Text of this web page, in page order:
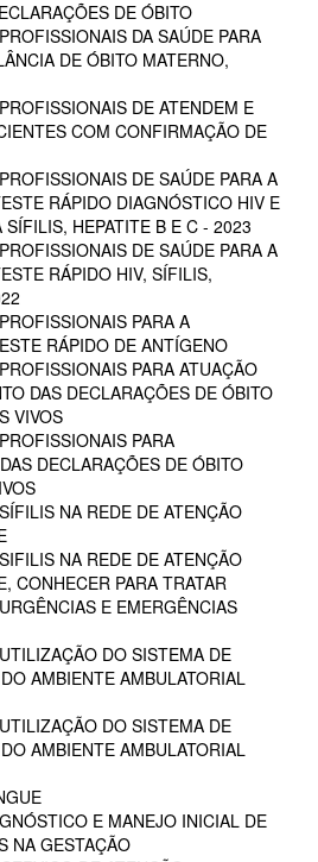
DE ÓBITO
DA SAÚDE PARA
DE ÓBITO MATERNO,
DE ATENDEM E
COM CONFIRMAÇÃO DE
DE SAÚDE PARA A
RÁPIDO DIAGNÓSTICO HIV E
SÍFILIS, HEPATITE B E C - 2023
DE SAÚDE PARA A
RÁPIDO HIV, SÍFILIS,
PARA A
RÁPIDO DE ANTÍGENO
PARA ATUAÇÃO
DAS DECLARAÇÕES DE ÓBITO
VIVOS
PARA
DECLARAÇÕES DE ÓBITO
NA REDE DE ATENÇÃO
NA REDE DE ATENÇÃO
CONHECER PARA TRATAR
E EMERGÊNCIAS
DO SISTEMA DE
AMBIENTE AMBULATORIAL
DO SISTEMA DE
AMBIENTE AMBULATORIAL
E MANEJO INICIAL DE
NA GESTAÇÃO